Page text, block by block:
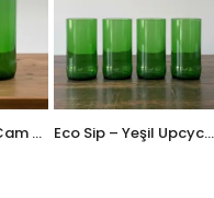
Eco Sip – Yeşil Cam Bardak Seti (2’li) Eco Sip – Yeşil Upcycle Cam Bardak Seti (4'lü)